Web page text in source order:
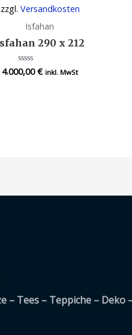
zzgl. Versandkosten
Isfahan
290 x 212
Bewertet
mit
4.000,00€ inkl. MwSt
– Tees – Teppiche – Deko